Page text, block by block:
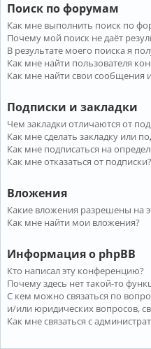
Поиск по форумам
Как мне выполнить поиск по
Почему мой поиск не даёт
В результате моего поиска я
Как мне найти пользователя
Как мне найти свои сообщения
Подписки и закладки
Чем закладки отличаются от
Как мне сделать закладку или
Как мне подписаться на
Как мне отказаться от подписки?
Вложения
Какие вложения разрешены на
Как мне найти мои вложения?
Информация о phpBB
Кто написал эту конференцию?
Почему здесь нет такой-то
С кем можно связаться по
и/или юридических вопросов,
Как мне связаться с